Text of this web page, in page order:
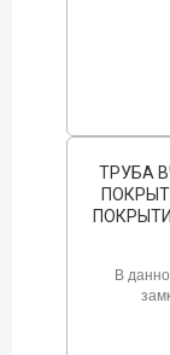
ТРУБА
В